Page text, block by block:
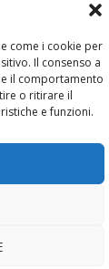
come i cookie per
Il consenso a
il comportamento
o ritirare il
e funzioni.